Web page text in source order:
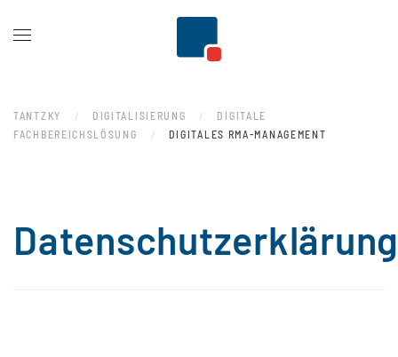
TANTZKY DIGITALISIERUNG
DIGITALE
FACHBEREICHSLÖSUNG
DIGITALES RMA-MANAGEMENT
Datenschutzerklärung